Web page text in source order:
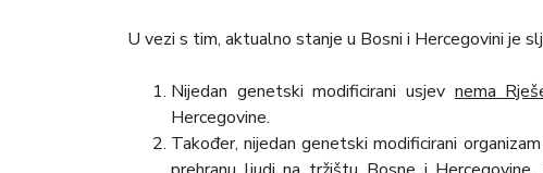
U vezi s tim, aktualno stanje u Bosni i Hercegovini je
Nijedan genetski modificirani usjev nema
Hercegovine.
Također, nijedan genetski modificirani organizam